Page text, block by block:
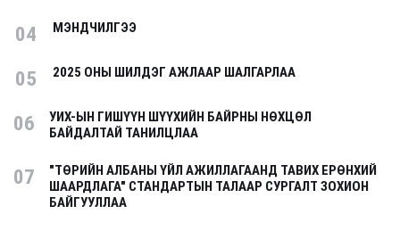
04 МЭНДЧИЛГЭЭ
05 2025 ОНЫ ШИЛДЭГ АЖЛААР ШАЛГАРЛАА
06
УИХ-ЫН ГИШҮҮН ШҮҮХИЙН БАЙРНЫ НӨХЦӨЛ
БАЙДАЛТАЙ ТАНИЛЦЛАА
07
"ТӨРИЙН АЛБАНЫ ҮЙЛ АЖИЛЛАГААНД ТАВИХ ЕРӨНХИЙ
ШААРДЛАГА" СТАНДАРТЫН ТАЛААР СУРГАЛТ ЗОХИОН
БАЙГУУЛЛАА